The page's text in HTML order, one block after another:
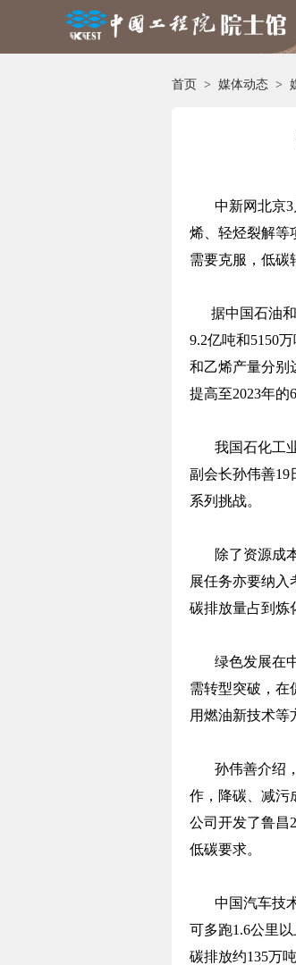
首页 > 媒体动态 >
中新网北京
烯、轻烃裂解等
需要克服，低碳
据中国石油和
9.2亿吨和5150
和乙烯产量分别
提高至2023年的
我国石化工
副会长孙伟善19
系列挑战。
除了资源成
展任务亦要纳入
碳排放量占到炼
绿色发展在
需转型突破，在
用燃油新技术等
孙伟善介绍
作，降碳、减污
公司开发了鲁昌
低碳要求。
中国汽车技
可多跑1.6公里
碳排放约135万